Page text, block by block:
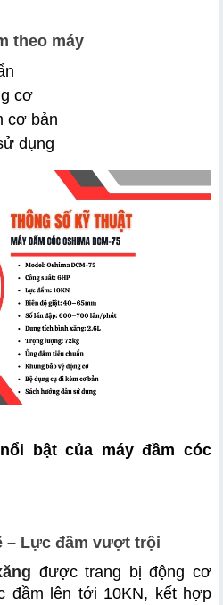
theo máy
cơ
cơ bản
dụng
bật của máy đầm cóc
– Lực đầm vượt trội
được trang bị động cơ
đầm lên tới 10KN, kết hợp